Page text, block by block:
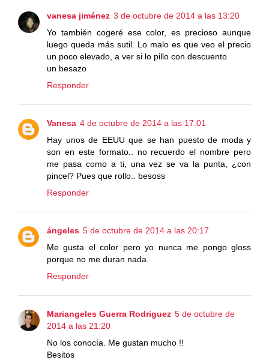
vanesa jiménez 3 de octubre de 2014 a las 13:20
Yo también cogeré ese color, es precioso aunque
luego queda más sutil. Lo malo es que veo el precio
un poco elevado, a ver si lo pillo con descuento
un besazo
Responder
Vanesa 4 de octubre de 2014 a las 17:01
Hay unos de EEUU que se han puesto de moda y
son en este formato.. no recuerdo el nombre pero
me pasa como a ti, una vez se va la punta, ¿con
pincel? Pues que rollo.. besoss
Responder
ángeles 5 de octubre de 2014 a las 20:17
Me gusta el color pero yo nunca me pongo gloss
porque no me duran nada.
Responder
Mariangeles Guerra Rodriguez 5 de octubre de
2014 a las 21:20
No los conocía. Me gustan mucho !!
Besitos